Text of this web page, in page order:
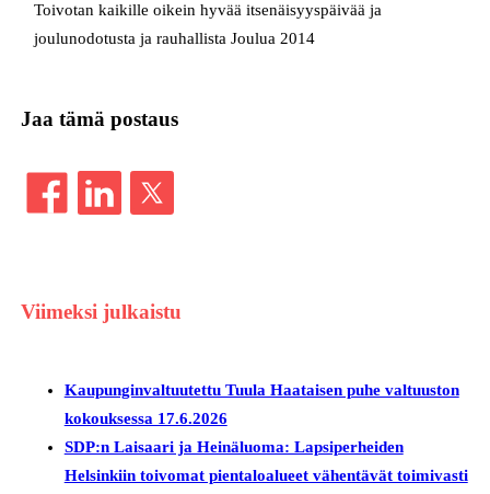
Toivotan kaikille oikein hyvää itsenäisyyspäivää ja
joulunodotusta ja rauhallista Joulua 2014
Jaa tämä postaus
Viimeksi julkaistu
Kaupunginvaltuutettu Tuula Haataisen puhe valtuuston
kokouksessa 17.6.2026
SDP:n Laisaari ja Heinäluoma: Lapsiperheiden
Helsinkiin toivomat pientaloalueet vähentävät toimivasti